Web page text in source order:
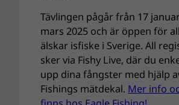
Tävlingen pågår från 17
mars 2025 och är öppen för
älskar isfiske i Sverige. All
sker via Fishy Live, där du
upp dina fångster med hjälp
Fishings mätdekal. Mer info